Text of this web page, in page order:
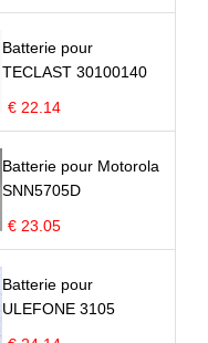
Batterie pour
TECLAST 30100140
€ 22.14
Batterie pour Motorola
SNN5705D
€ 23.05
Batterie pour
ULEFONE 3105